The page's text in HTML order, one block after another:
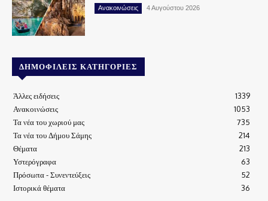
Ανακοινώσεις 4 Αυγούστου 2026
ΔΗΜΟΦΙΛΕΊΣ ΚΑΤΗΓΟΡΊΕΣ
Άλλες ειδήσεις
1339
Ανακοινώσεις
1053
Τα νέα του χωριού μας
735
Τα νέα του Δήμου Σάμης
214
Θέματα
213
Υστερόγραφα
63
Πρόσωπα - Συνεντεύξεις
52
Ιστορικά θέματα
36